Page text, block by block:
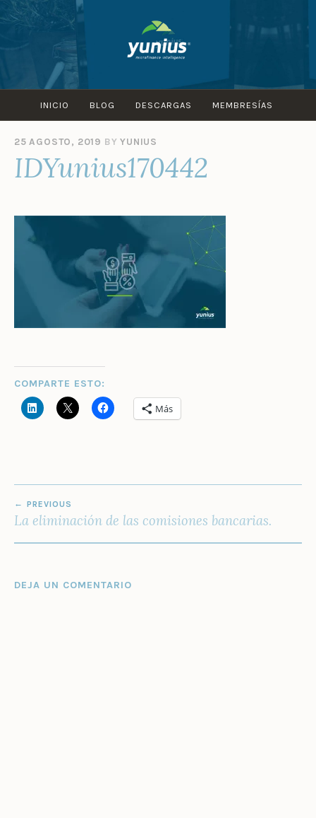
Skip
to
content
INICIO BLOG DESCARGAS MEMBRESÍAS
25 AGOSTO, 2019 BYYUNIUS
IDYunius170442
COMPARTE ESTO:
Más
DE
PREVIOUS
La eliminación de las comisiones bancarias.
DEJA UN COMENTARIO